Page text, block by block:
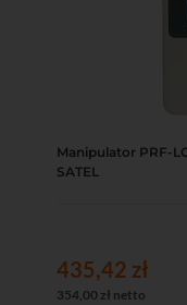
Manipulator PRF-
SATEL
435,42 zł
354,00 zł netto